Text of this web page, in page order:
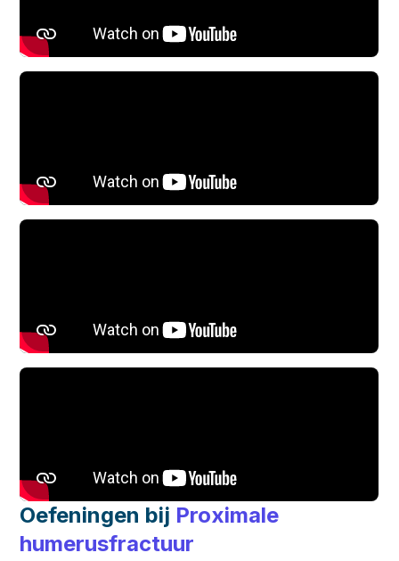
Oefeningen bij Proximale
humerusfractuur